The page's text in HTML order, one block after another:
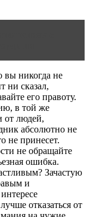
вы никогда не
ни сказал,
его правоту.
в той же
от людей,
абсолютно не
не принесет.
не обращайте
ошибка.
Зачастую
и
отказаться от